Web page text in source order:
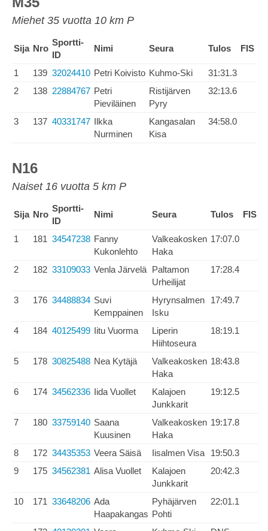
Miehet 35 vuotta 10 km P
Sija Nro
Sportti-
ID
Nimi Seura Tulos FIS
1 139 32024410 Petri Koivisto Kuhmo-Ski
31:31.3
2
138 22884767 Petri
Pieviläinen
Ristijärven
Pyry
32:13.6
3 137 40331747 Ilkka
Nurminen
Kangasalan
Kisa
34:58.0
N16
Naiset 16 vuotta 5 km P
Sija Nro
Sportti-
ID
Nimi Seura Tulos FIS
1 181 34547238 Fanny
Kukonlehto
Valkeakosken
Haka
17:07.0
2 182 33109033 Venla Järvelä Paltamon
Urheilijat
17:28.4
3 176 34488834 Suvi
Kemppainen
Hyrynsalmen
Isku
17:49.7
4 184 40125499 Iitu Vuorma
Liperin
Hiihtoseura
18:19.1
5 178 30825488 Nea Kytäjä
Valkeakosken
Haka
18:43.8
6 174 34562336 Iida Vuollet
Kalajoen
Junkkarit
19:12.5
7 180 33759140 Saana
Kuusinen
Valkeakosken
Haka
19:17.8
8 172 34435353 Veera Säisä Iisalmen Visa
19:50.3
9
175 34562381 Alisa Vuollet
Kalajoen
Junkkarit
20:42.3
10 171 33648206 Ada
Haapakangas
Pyhäjärven
Pohti
22:01.1